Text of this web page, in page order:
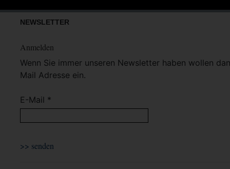
NEWSLETTER
Anmelden
Wenn Sie immer unseren Newsletter haben wollen
Mail Adresse ein.
E-Mail *